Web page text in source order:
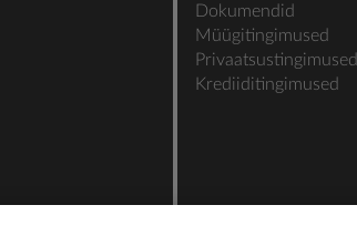
Dokumendid
Müügitingimused
Privaatsustingimused
Krediiditingimused